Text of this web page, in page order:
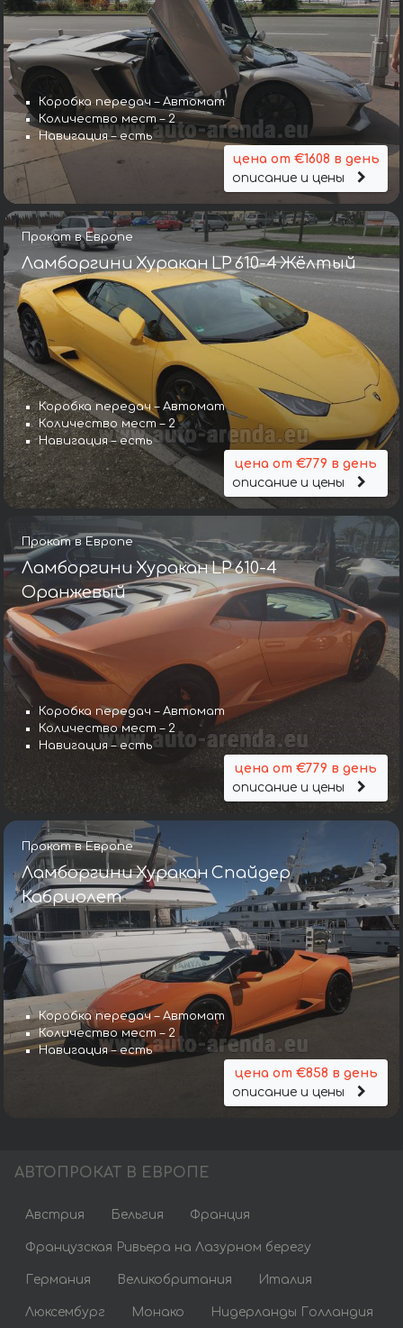
Коробка передач – Автомат
Количество мест – 2
Навигация – есть
цена от €1608 в день
описание и цены
Прокат в Европе
Ламборгини Хуракан LP 610-4 Жёлтый
Коробка передач – Автомат
Количество мест – 2
Навигация – есть
цена от €779 в день
описание и цены
Прокат в Европе
Ламборгини Хуракан LP 610-4
Оранжевый
Коробка передач – Автомат
Количество мест – 2
Навигация – есть
цена от €779 в день
описание и цены
Прокат в Европе
Ламборгини Хуракан Спайдер
Кабриолет
Коробка передач – Автомат
Количество мест – 2
Навигация – есть
цена от €858 в день
описание и цены
АВТОПРОКАТ В ЕВРОПЕ
Австрия Бельгия Франция
Французская Ривьера на Лазурном берегу
Германия Великобритания Италия
Люксембург Монако Нидерланды Голландия